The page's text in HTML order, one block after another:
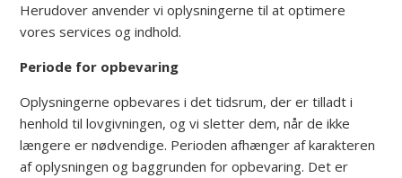
Herudover anvender vi oplysningerne til at optimere
vores services og indhold.
Periode for opbevaring
Oplysningerne opbevares i det tidsrum, der er tilladt i
henhold til lovgivningen, og vi sletter dem, når de ikke
længere er nødvendige. Perioden afhænger af karakteren
af oplysningen og baggrunden for opbevaring. Det er